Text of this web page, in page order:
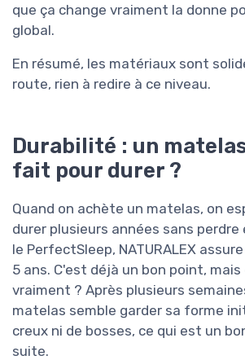
que ça change vraiment la donne
global.
En résumé, les matériaux sont
route, rien à redire à ce niveau.
Durabilité : un
fait pour durer ?
Quand on achète un matelas, on
durer plusieurs années sans
le PerfectSleep, NATURALEX
5 ans. C'est déjà un bon point,
vraiment ? Après plusieurs
matelas semble garder sa forme
creux ni de bosses, ce qui est un
suite.